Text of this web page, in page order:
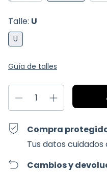
Talle: U
U
Guía de talles
Compra
Tus datos
Cambios y